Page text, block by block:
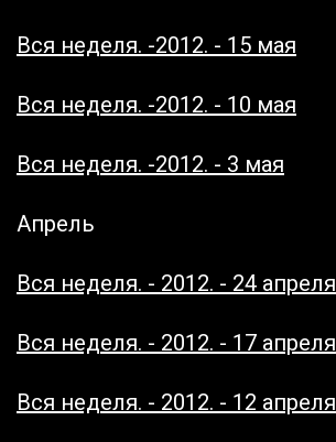
Вся неделя. -2012. - 15 мая
Вся неделя. -2012. - 10 мая
Вся неделя. -2012. - 3 мая
Апрель
Вся неделя. - 2012. - 24 апреля
Вся неделя. - 2012. - 17 апреля
Вся неделя. - 2012. - 12 апреля